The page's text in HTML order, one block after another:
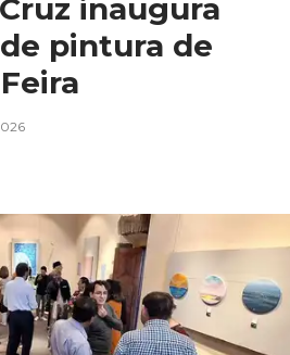
inaugura
pintura de